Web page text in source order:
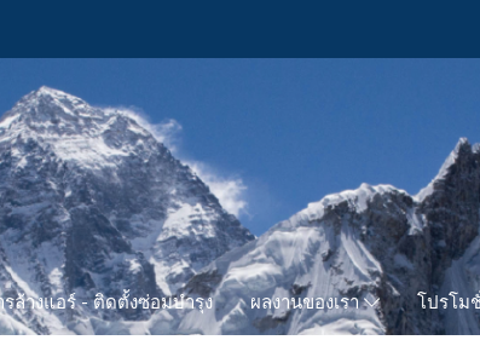
รล้างแอร์ - ติดตั้งซ่อมบำรุง ผลงานของเรา โปรโม